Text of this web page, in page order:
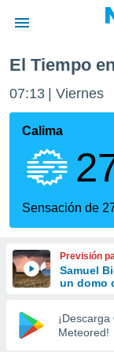
de
por
que se
calidad.
a este
las
y
forma
digital
basada
El Tiempo
07:13 Viernes
Calima
Sensación de
Previsión
Samuel
un domo
¡Descarga
Meteored!